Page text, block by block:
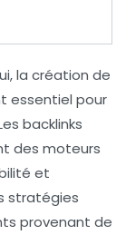
la création de
essentiel pour
backlinks
des moteurs
et
stratégies
provenant de